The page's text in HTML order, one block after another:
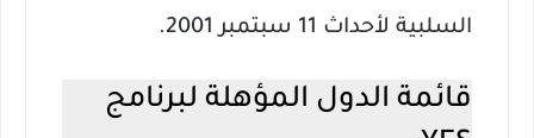
السلبية لأحداث 11 سبتمبر 2001.
قائمة الدول المؤهلة لبرنامج